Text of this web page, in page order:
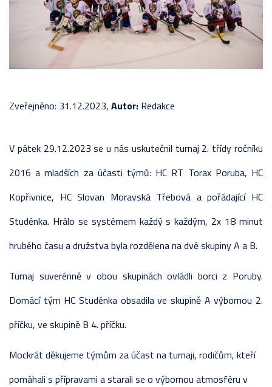
Zveřejněno: 31.12.2023, Autor: Redakce
V pátek 29.12.2023 se u nás uskutečnil turnaj 2. třídy ročníku
2016 a mladších za účasti týmů: HC RT Torax Poruba, HC
Kopřivnice, HC Slovan Moravská Třebová a pořádající HC
Studénka. Hrálo se systémem každý s každým, 2x 18 minut
hrubého času a družstva byla rozdělena na dvě skupiny A a B.
Turnaj suverénně v obou skupinách ovládli borci z Poruby.
Domácí tým HC Studénka obsadila ve skupině A výbornou 2.
příčku, ve skupině B 4. příčku.
Mockrát děkujeme týmům za účast na turnaji, rodičům, kteří
pomáhali s přípravami a starali se o výbornou atmosféru v